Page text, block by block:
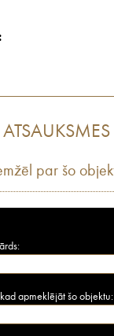
par šo
kad apmeklējāt šo objektu: